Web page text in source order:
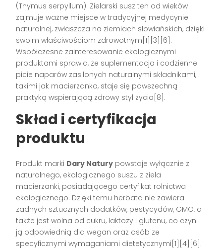
(Thymus serpyllum). Zielarski susz ten od wieków
zajmuje ważne miejsce w tradycyjnej medycynie
naturalnej, zwłaszcza na ziemiach słowiańskich, dzięki
swoim właściwościom zdrowotnym[1][3][6].
Współczesne zainteresowanie ekologicznymi
produktami sprawia, że suplementacja i codzienne
picie naparów zasilonych naturalnymi składnikami,
takimi jak macierzanka, staje się powszechną
praktyką wspierającą zdrowy styl życia[8].
Skład i certyfikacja
produktu
Produkt marki Dary Natury powstaje wyłącznie z
naturalnego, ekologicznego suszu z ziela
macierzanki, posiadającego certyfikat rolnictwa
ekologicznego. Dzięki temu herbata nie zawiera
żadnych sztucznych dodatków, pestycydów, GMO, a
także jest wolna od cukru, laktozy i glutenu, co czyni
ją odpowiednią dla wegan oraz osób ze
specyficznymi wymaganiami dietetycznymi[1][4][6].